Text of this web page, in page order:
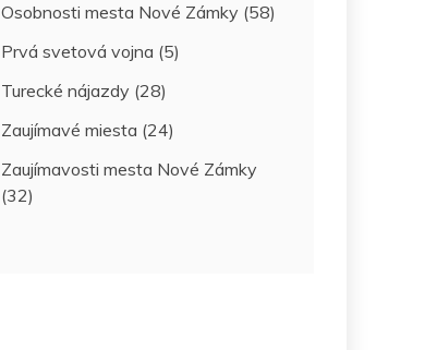
Osobnosti mesta Nové Zámky (58)
Prvá svetová vojna (5)
Turecké nájazdy (28)
Zaujímavé miesta (24)
Zaujímavosti mesta Nové Zámky
(32)